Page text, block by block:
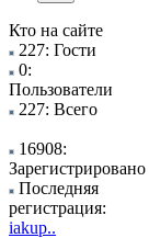
Кто на сайте
227: Гости
0:
Пользователи
227: Всего
16908:
Зарегистрировано
Последняя
регистрация:
iakup..